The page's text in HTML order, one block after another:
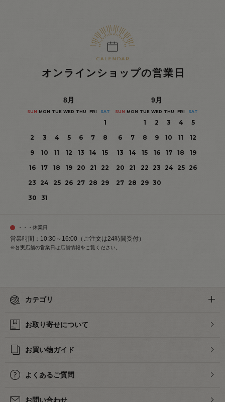
オンラインショップの営業日
8月
SUN MON TUE WED THU FRI SAT
1
2
3 4 5 6 7
8
9
10 11 12 13 14
15
16
17 18 19 20 21
22
23
24 25 26 27 28 29
30
31
9月
SUN MON TUE WED THU FRI SAT
1 2 3 4
5
6
7 8 9 10 11
12
13
14 15 16 17 18
19
20
21 22 23 24 25
26
27 28 29 30
・・・休業日
営業時間：10:30～16:00（ご注文は24時間受付）
※各実店舗の営業日は 店舗情報をご覧ください。
カテゴリ
お取り寄せについて
お買い物ガイド
よくあるご質問
お問い合わせ